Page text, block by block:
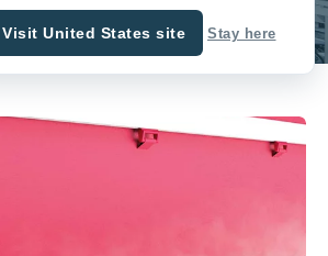
Visit United States site Stay here